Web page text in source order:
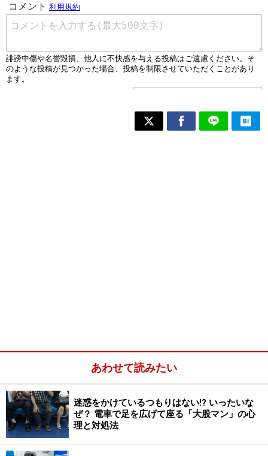
あわせて読みたい
迷惑をかけているつもりはない!? いったいな
ぜ？ 電車で足を広げて座る「大股マン」の心
理と対処法